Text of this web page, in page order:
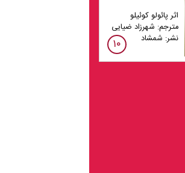
اثر پائولو کوئیلو
مترجم: شهرزاد ضیایی
نشر: شمشاد
۱۰